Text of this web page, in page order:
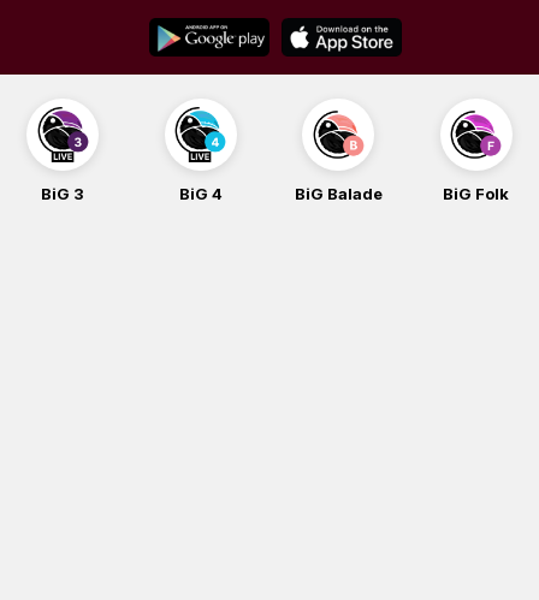
content
BiG 3 BiG 4 BiG Balade BiG Folk